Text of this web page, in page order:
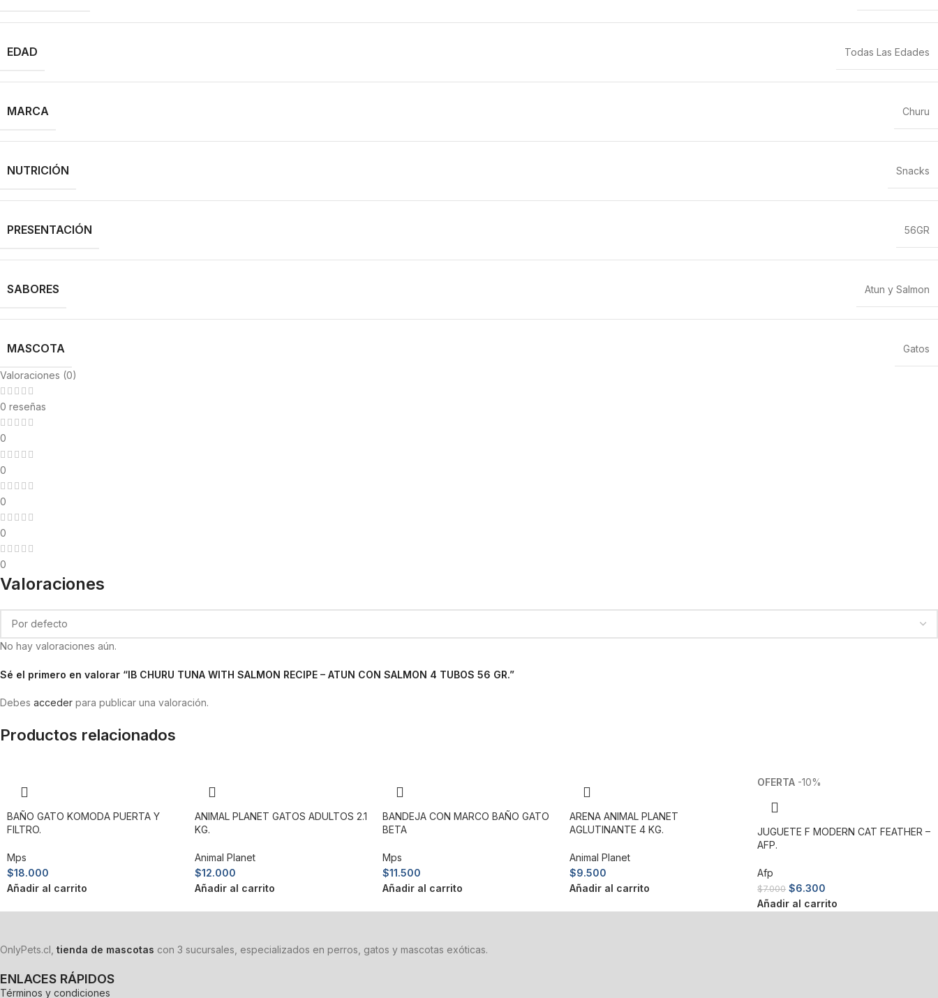
EDAD Todas Las Edades
MARCA Churu
NUTRICIÓN Snacks
PRESENTACIÓN 56GR
SABORES Atun y Salmon
MASCOTA Gatos
Valoraciones (0)
0 reseñas
0
0
0
0
0
Valoraciones
No hay valoraciones aún.
Sé el primero en valorar “IB CHURU TUNA WITH SALMON RECIPE – ATUN CON SALMON 4 TUBOS 56 GR.”
Debes acceder para publicar una valoración.
Productos relacionados
BAÑO GATO KOMODA PUERTA Y
FILTRO.
Mps
$18.000
Añadir al carrito
ANIMAL PLANET GATOS ADULTOS 2.1
KG.
Animal Planet
$12.000
Añadir al carrito
BANDEJA CON MARCO BAÑO GATO
BETA
Mps
$11.500
Añadir al carrito
ARENA ANIMAL PLANET
AGLUTINANTE 4 KG.
Animal Planet
$9.500
Añadir al carrito
-10%
JUGUETE F MODERN CAT FEATHER –
AFP.
Afp
$7.000 $6.300
Añadir al carrito
OnlyPets.cl, tienda de mascotas con 3 sucursales, especializados en perros, gatos y mascotas exóticas.
ENLACES RÁPIDOS
Términos y condiciones